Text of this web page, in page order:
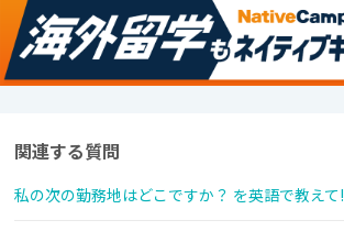
関連する質問
私の次の勤務地はどこですか？ を英語で教えて!